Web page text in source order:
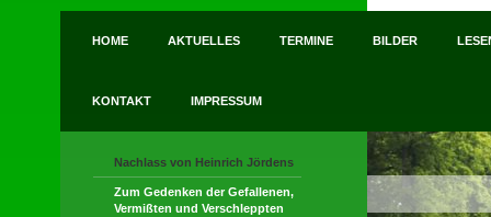
HOME AKTUELLES TERMINE BILDER
KONTAKT IMPRESSUM
Nachlass von Heinrich Jördens
Zum Gedenken der Gefallenen,
Vermißten und Verschleppten